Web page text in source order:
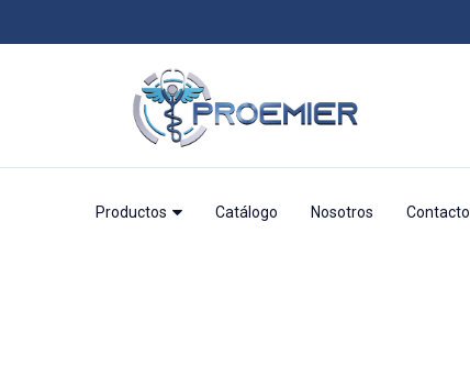
Productos Catálogo Nosotros Contacto